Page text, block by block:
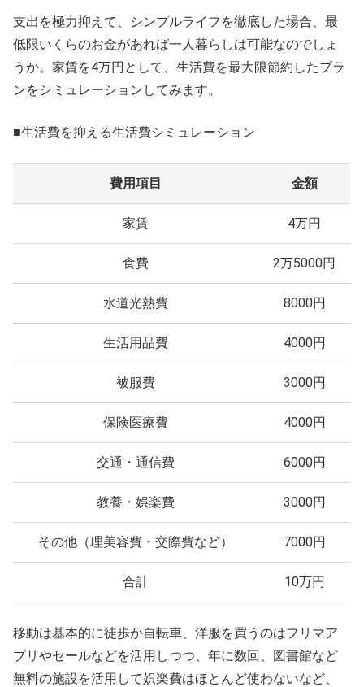
支出を極力抑えて、シンプルライフを徹底した場合、最
低限いくらのお金があれば一人暮らしは可能なのでしょ
うか。家賃を4万円として、生活費を最大限節約したプラ
ンをシミュレーションしてみます。
■生活費を抑える生活費シミュレーション
費用項目 金額
家賃 4万円
食費 2万5000円
水道光熱費 8000円
生活用品費 4000円
被服費 3000円
保険医療費 4000円
交通・通信費 6000円
教養・娯楽費 3000円
その他（理美容費・交際費など） 7000円
合計 10万円
移動は基本的に徒歩か自転車、洋服を買うのはフリマア
プリやセールなどを活用しつつ、年に数回、図書館など
無料の施設を活用して娯楽費はほとんど使わないなど、